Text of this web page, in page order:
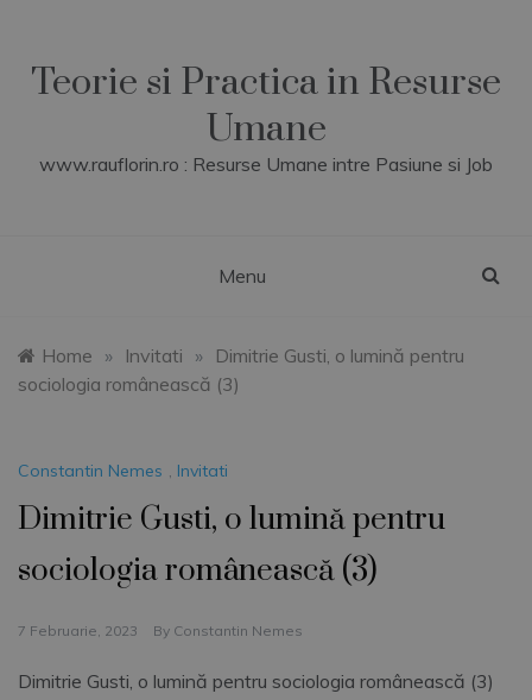
contentTeorie si Practica in Resurse
Umane
www.rauflorin.ro : Resurse Umane intre Pasiune si Job
Menu
Home » Invitati »
Dimitrie Gusti, o lumină pentru
sociologia românească (3)
Constantin Nemes , Invitati
Dimitrie Gusti, o lumină pentru
sociologia românească (3)
7 Februarie, 2023 By Constantin Nemes
Dimitrie Gusti, o lumină pentru sociologia românească (3)